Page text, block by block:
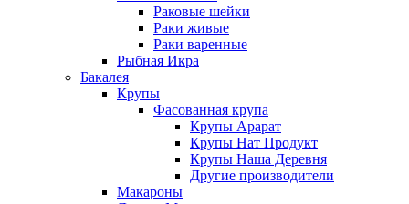
Раковые шейки
Раки живые
Раки варенные
Рыбная Икра
Бакалея
Крупы
Фасованная крупа
Крупы Арарат
Крупы Нат Продукт
Крупы Наша Деревня
Другие производители
Макароны